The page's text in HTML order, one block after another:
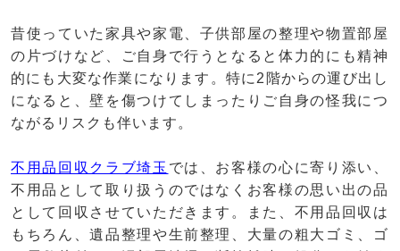
昔使っていた家具や家電、子供部屋の整理や物置部屋
の片づけなど、ご自身で行うとなると体力的にも精神
的にも大変な作業になります。特に2階からの運び出し
になると、壁を傷つけてしまったりご自身の怪我につ
ながるリスクも伴います。
不用品回収クラブ埼玉 では、お客様の心に寄り添い、
不用品として取り扱うのではなくお客様の思い出の品
として回収させていただきます。また、不用品回収は
もちろん、遺品整理や生前整理、大量の粗大ゴミ、ゴ